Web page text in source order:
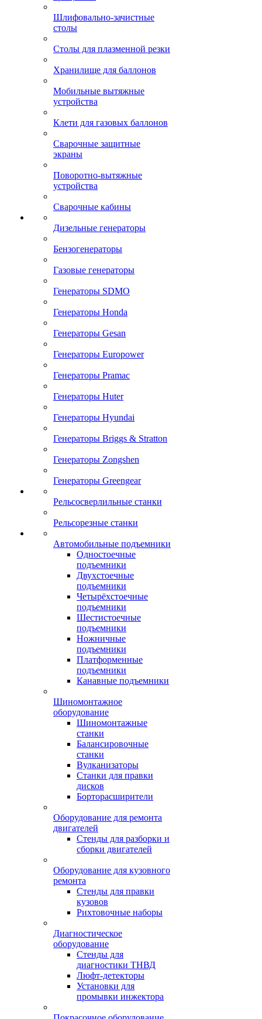
Шлифовально-зачистные
столы
Столы для плазменной резки
Хранилище для баллонов
Мобильные вытяжные
устройства
Клети для газовых баллонов
Сварочные защитные
экраны
Поворотно-вытяжные
устройства
Сварочные кабины
Дизельные генераторы
Бензогенераторы
Газовые генераторы
Генераторы SDMO
Генераторы Honda
Генераторы Gesan
Генераторы Europower
Генераторы Pramac
Генераторы Huter
Генераторы Hyundai
Генераторы Briggs & Stratton
Генераторы Zongshen
Генераторы Greengear
Рельсосверлильные станки
Рельсорезные станки
Автомобильные подъемники
Одностоечные
подъемники
Двухстоечные
подъемники
Четырёхстоечные
подъемники
Шестистоечные
подъемники
Ножничные
подъемники
Платформенные
подъемники
Канавные подъемники
Шиномонтажное
оборудование
Шиномонтажные
станки
Балансировочные
станки
Вулканизаторы
Станки для правки
дисков
Борторасширители
Оборудование для ремонта
двигателей
Стенды для разборки и
сборки двигателей
Оборудование для кузовного
ремонта
Стенды для правки
кузовов
Рихтовочные наборы
Диагностическое
оборудование
Стенды для
диагностики ТНВД
Люфт-детекторы
Установки для
промывки инжектора